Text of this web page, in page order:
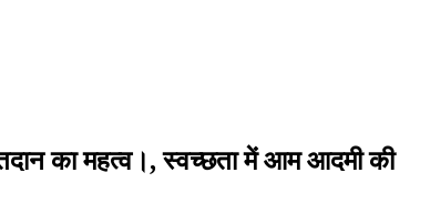
का महत्व।, स्वच्छता में आम आदमी की